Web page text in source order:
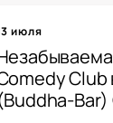
июля
Club